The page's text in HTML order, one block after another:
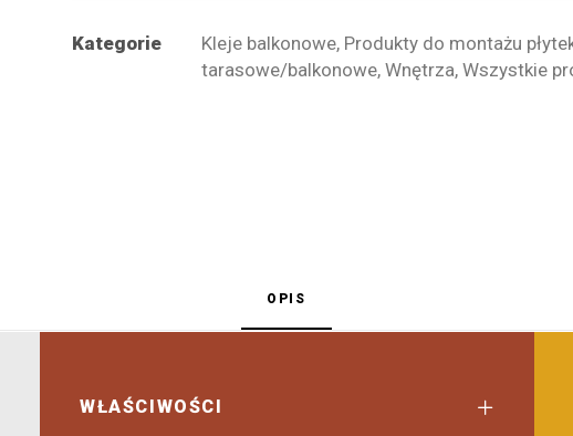
Kategorie Kleje balkonowe, Produkty do montażu
tarasowe/balkonowe, Wnętrza, Wszystkie
OPIS
WŁAŚCIWOŚCI